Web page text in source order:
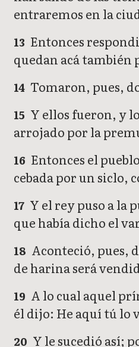
entraremos en la
13 Entonces
quedan acá también
14 Tomaron, pues,
15 Y ellos fueron, y
arrojado por la
16 Entonces el
cebada por un siclo,
17 Y el rey puso a la
que había dicho el
18 Aconteció, pues,
de harina será
19 A lo cual aquel
él dijo: He aquí tú lo
20 Y le sucedió así;